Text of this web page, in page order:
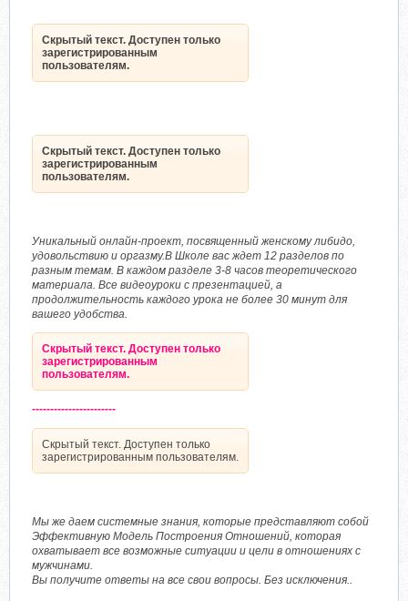
Скрытый текст. Доступен только
зарегистрированным
пользователям.
Скрытый текст. Доступен только
зарегистрированным
пользователям.
Уникальный онлайн-проект, посвященный женскому либидо,
удовольствию и оргазму.В Школе вас ждет 12 разделов по
разным темам. В каждом разделе 3-8 часов теоретического
материала. Все видеоуроки с презентацией, а
продолжительность каждого урока не более 30 минут для
вашего удобства.
Скрытый текст. Доступен только
зарегистрированным
пользователям.
-----------------------
Скрытый текст. Доступен только
зарегистрированным пользователям.
Мы же даем системные знания, которые представляют собой
Эффективную Модель Построения Отношений, которая
охватывает все возможные ситуации и цели в отношениях с
мужчинами.
Вы получите ответы на все свои вопросы. Без исключения..